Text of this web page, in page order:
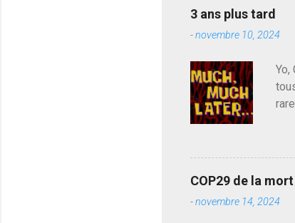
r
de
3 ans plus tard
-novembre 10, 2024
Yo,
COP29 de la mort
-novembre 14, 2024